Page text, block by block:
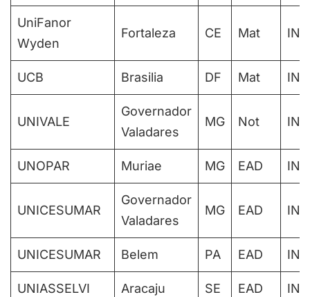
UniFanor
Wyden
Fortaleza CE Mat
UCB Brasilia DF Mat
UNIVALE
Governador
Valadares
MG Not
UNOPAR Muriae MG EAD
UNICESUMAR
Governador
Valadares
MG EAD
UNICESUMAR Belem PA EAD
UNIASSELVI Aracaju SE EAD